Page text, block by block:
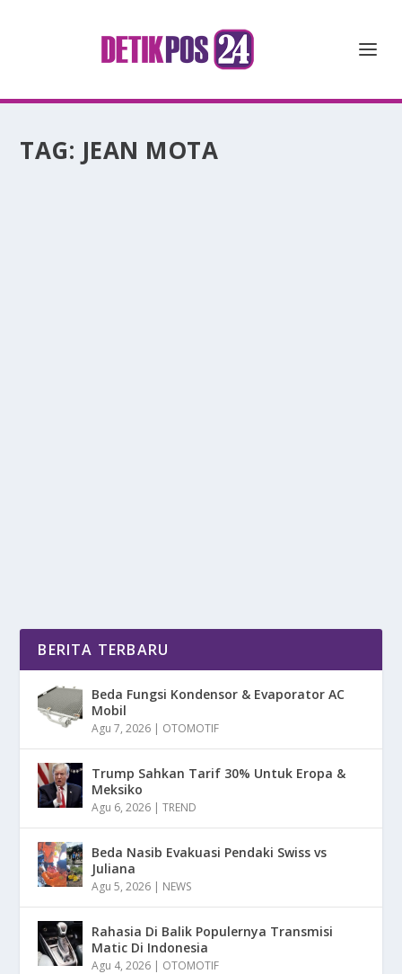
TAG: JEAN MOTA
BERITA TERBARU
Beda Fungsi Kondensor & Evaporator AC
Mobil
Agu 7, 2026 | OTOMOTIF
Trump Sahkan Tarif 30% Untuk Eropa &
Meksiko
Agu 6, 2026 |TREND
Beda Nasib Evakuasi Pendaki Swiss vs
Juliana
Agu 5, 2026 | NEWS
Rahasia Di Balik Populernya Transmisi
Matic Di Indonesia
Agu 4, 2026 | OTOMOTIF